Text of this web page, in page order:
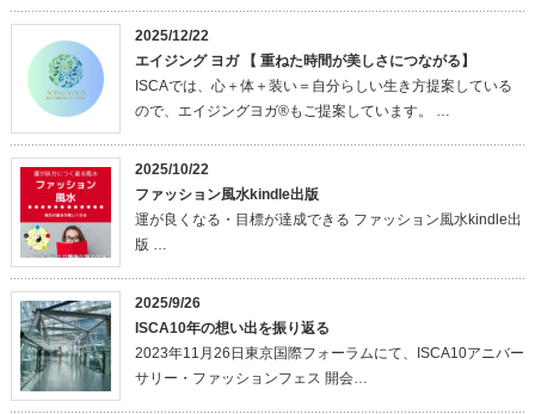
2025/12/22
エイジング ヨガ 【 重ねた時間が美しさにつながる】
ISCAでは、心＋体＋装い＝自分らしい生き方提案している
ので、エイジングヨガ®もご提案しています。 …
2025/10/22
ファッション風水kindle出版
運が良くなる・目標が達成できる ファッション風水kindle出
版 …
2025/9/26
ISCA10年の想い出を振り返る
2023年11月26日東京国際フォーラムにて、ISCA10アニバー
サリー・ファッションフェス 開会…